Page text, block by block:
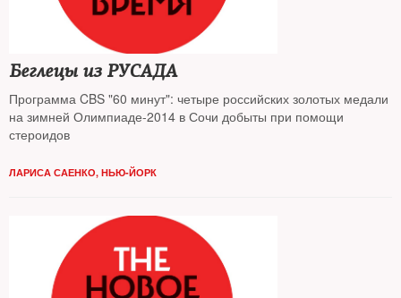
Беглецы из РУСАДА
Программа CBS "60 минут": четыре российских золотых медали
на зимней Олимпиаде-2014 в Сочи добыты при помощи
стероидов
ЛАРИСА САЕНКО, НЬЮ-ЙОРК